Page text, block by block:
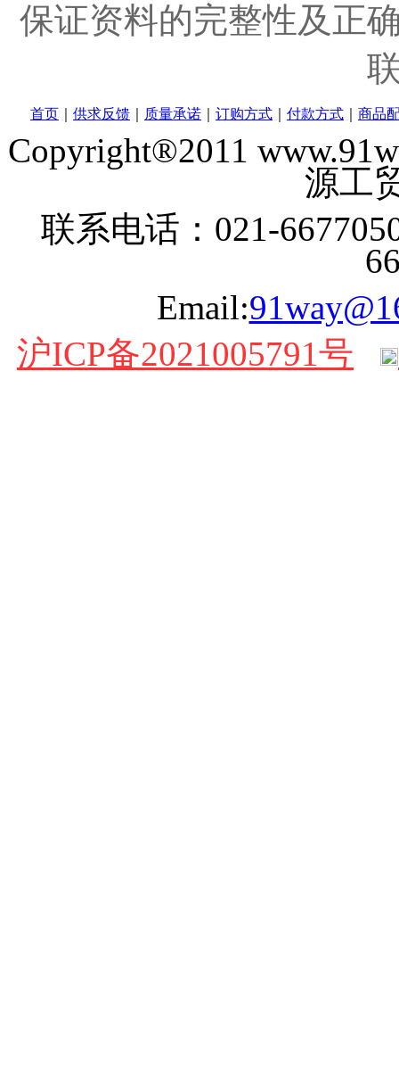
保证资料的完整性及正
首页 供求反馈 质量承诺 订购方式 付款方式 商品
Copyright®2011
源工
联系电话：021-
Email:
沪ICP备2021005791号